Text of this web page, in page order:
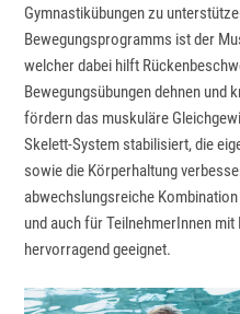
Gymnastikübungen zu
Bewegungsprogramms ist der
welcher dabei hilft
Bewegungsübungen dehnen und
fördern das muskuläre
Skelett-System stabilisiert, die
sowie die Körperhaltung
abwechslungsreiche
und auch für TeilnehmerInnen
hervorragend geeignet.